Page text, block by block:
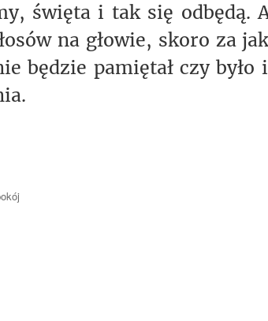
święta i tak się odbędą.
na głowie, skoro za
będzie pamiętał czy było